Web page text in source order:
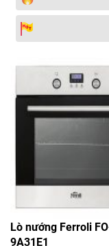
Lò nướng Ferroli
9A31E1